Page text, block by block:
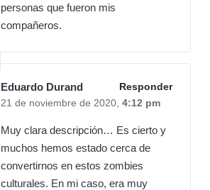
personas que fueron mis
compañeros.
Eduardo Durand
Responder
21 de noviembre de 2020, 4:12 pm
Muy clara descripción… Es cierto y
muchos hemos estado cerca de
convertirnos en estos zombies
culturales. En mi caso, era muy